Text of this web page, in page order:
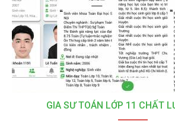
GIA SƯ TOÁN LỚP 11 CHẤT